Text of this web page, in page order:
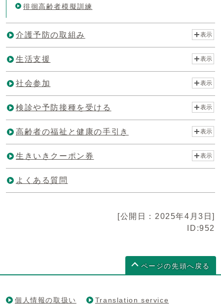
徘徊高齢者模擬訓練
介護予防の取組み 表示
生活支援 表示
社会参加 表示
検診や予防接種を受ける 表示
高齢者の福祉と健康の手引き 表示
生きいきクーポン券 表示
よくある質問
[公開日：2025年4月3日]
ID:952
ページの先頭へ戻る
個人情報の取扱い Translation service